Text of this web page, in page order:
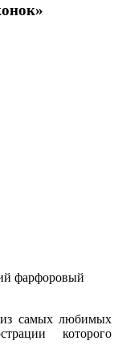
фарфоровый
самых любимых
которого